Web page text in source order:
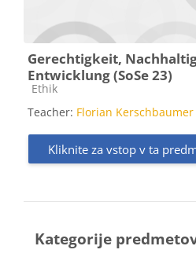
Gerechtigkeit,
Entwicklung (SoSe 23)
Kategorija predmeta
Ethik
Teacher: Florian Kerschbaumer
Kliknite za vstop v ta
Kategorije